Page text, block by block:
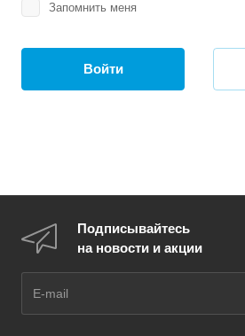
Запомнить меня
Войти
Подписывайтесь
на новости и акции